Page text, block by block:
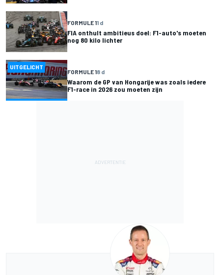
FORMULE 11 d
FIA onthult ambitieus doel: F1-auto's moeten
nog 80 kilo lichter
UITGELICHT
FORMULE 18 d
Waarom de GP van Hongarije was zoals iedere
F1-race in 2026 zou moeten zijn